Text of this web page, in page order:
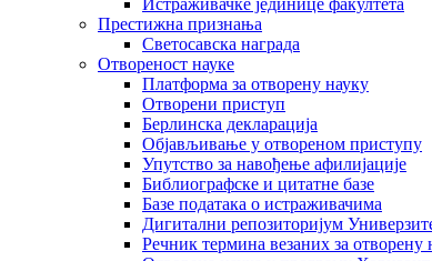
Престижна признања
Светосавска награда
Отвореност науке
Платформа за отворену науку
Отворени приступ
Берлинска декларација
Објављивање у отвореном приступу
Упутство за навођење афилијације
Библиографске и цитатне базе
Базе података о истраживачима
Дигитални репозиторијум
Рeчник термина везаних за отворену